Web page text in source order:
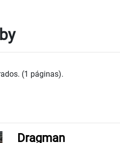
(1 páginas).
Dragman